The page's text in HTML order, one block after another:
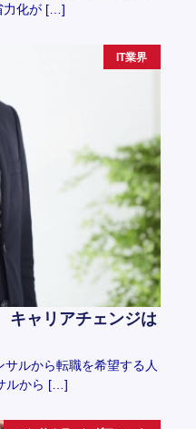
力化が […]
IT業界
ャリアチェンジは
ルから転職を希望する人
ルから […]